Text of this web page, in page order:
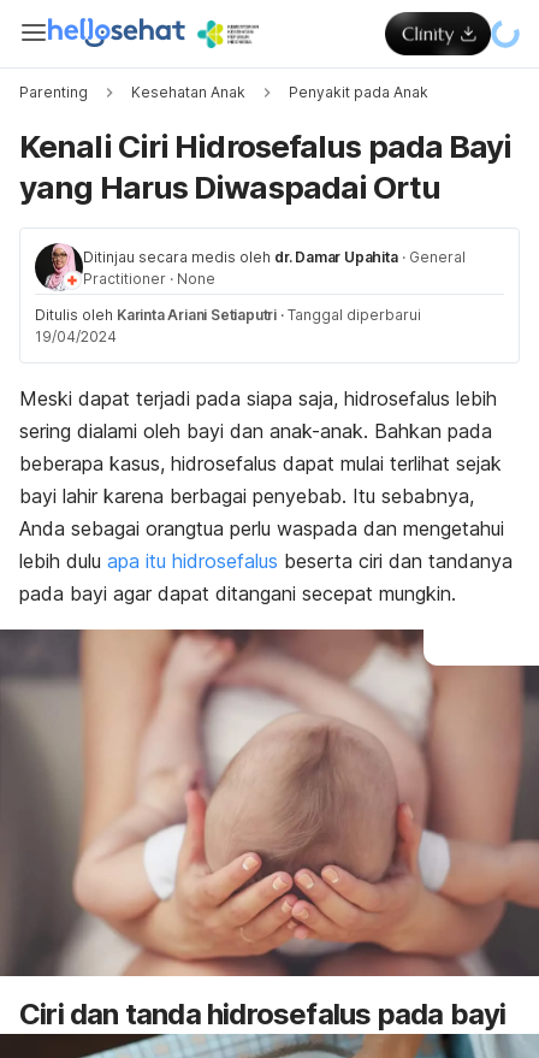
Parenting Kesehatan Anak Penyakit pada Anak
Kenali Ciri Hidrosefalus pada Bayi
yang Harus Diwaspadai Ortu
Ditinjau secara medis oleh dr. Damar Upahita · General
Practitioner · None
Ditulis oleh Karinta Ariani Setiaputri · Tanggal diperbarui
19/04/2024
Meski dapat terjadi pada siapa saja, hidrosefalus lebih
sering dialami oleh bayi dan anak-anak. Bahkan pada
beberapa kasus, hidrosefalus dapat mulai terlihat sejak
bayi lahir karena berbagai penyebab. Itu sebabnya,
Anda sebagai orangtua perlu waspada dan mengetahui
lebih dulu apa itu hidrosefalus beserta ciri dan tandanya
pada bayi agar dapat ditangani secepat mungkin.
Ciri dan tanda hidrosefalus pada bayi